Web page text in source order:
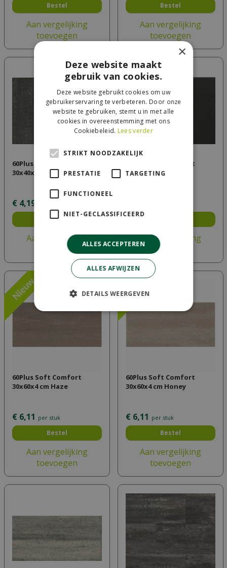
Bestel
Aan vergelijking
toevoegen
Bestel
Aan vergelijking
toevoegen
60Plus Soft Comfort
30x40x6 Grijs/Zwart
€ 4,19
Bestel
Aan vergelijking
toevoegen
60Plus Soft Comfort
30x40x6 nero
Aan vergelijking
toevoegen
60Plus Soft Comfort
30x60x4 cm Haze
€ 6,11 per stuk
Bestel
Aan vergelijking
toevoegen
60Plus Soft Comfort
30x60x4 cm Honey
€ 6,11 per stuk
Bestel
Aan vergelijking
toevoegen
×
Deze website maakt
gebruik van cookies.
Deze website gebruikt cookies om uw
gebruikerservaring te verbeteren. Door onze
website te gebruiken, stemt u in met alle
cookies in overeenstemming met ons
Cookiebeleid. Lees verder
STRIKT NOODZAKELIJK
PRESTATIE TARGETING
FUNCTIONEEL
NIET-GECLASSIFICEERD
ALLES ACCEPTEREN
ALLES AFWIJZEN
DETAILS WEERGEVEN